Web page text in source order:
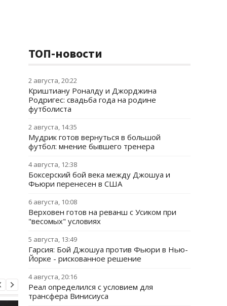
ТОП-новости
2 августа, 20:22
Криштиану Роналду и Джорджина
Родригес: свадьба года на родине
футболиста
2 августа, 14:35
Мудрик готов вернуться в большой
футбол: мнение бывшего тренера
4 августа, 12:38
Боксерский бой века между Джошуа и
Фьюри перенесен в США
6 августа, 10:08
Верховен готов на реванш с Усиком при
"весомых" условиях
5 августа, 13:49
Гарсия: Бой Джошуа против Фьюри в Нью-
Йорке - рискованное решение
4 августа, 20:16
Реал определился с условием для
трансфера Винисиуса